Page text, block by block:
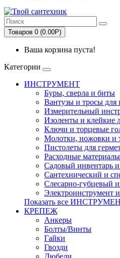
Товаров 0 (0.00Р)
Ваша корзина пуста!
Категории
ИНСТРУМЕНТ
Буры, сверла и биты
Вантузы и тросы для
Измерительный
Изоленты и клейкие
Ключи и торцевые
Молотки, ножовки и
Пистолеты для
Расходные
Садовый инвентарь
Сантехнический и
Слесарно-губцевый
Электроинструмент и
Показать все
КРЕПЕЖ
Анкеры
Болты/Винты
Гайки
Гвозди
Дюбели